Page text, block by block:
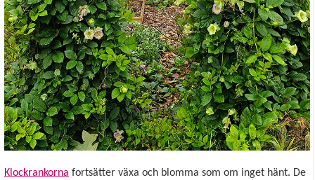
Klockrankorna fortsätter växa och blomma som om inget hänt. De